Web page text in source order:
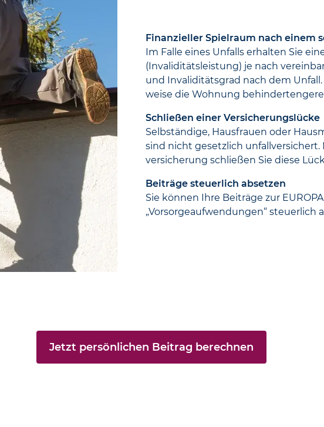
Finanzieller Spielraum nach einem
Im Falle eines Unfalls erhalten Sie
(Invaliditäts­leistung) je nach
und Invaliditäts­grad nach dem
weise die Wohnung
Schließen einer Versicherungs­lücke
Selbständige, Haus­frauen oder
sind nicht gesetzlich unfall­versichert.
versicherung schließen Sie diese
Beiträge steuerlich absetzen
Sie können Ihre Beiträge zur
„Vorsorge­aufwendungen“ steuerlich
Jetzt persönlichen Beitrag berechnen